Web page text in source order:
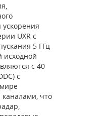
UXR с
5 ГГц
исходной
с 40
с
что